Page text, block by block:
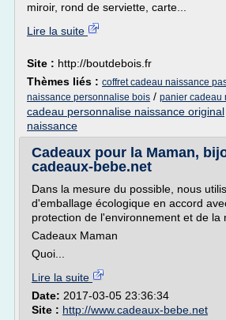
miroir, rond de serviette, carte...
Lire la suite
Site : http://boutdebois.fr
Thèmes liés : coffret cadeau naissance
naissance personnalise bois / panier cadeau
cadeau personnalise naissance original
naissance
Cadeaux pour la Maman,
cadeaux-bebe.net
Dans la mesure du possible, nous
d'emballage écologique en accord
protection de l'environnement et de la
Cadeaux Maman
Quoi...
Lire la suite
Date: 2017-03-05 23:36:34
Site : http://www.cadeaux-bebe.net